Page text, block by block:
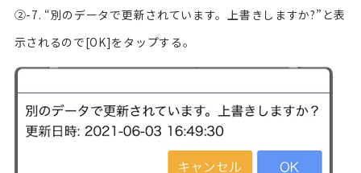
②-7. “別のデータで更新されています。上書きしますか?”と表
示されるので[OK]をタップする。